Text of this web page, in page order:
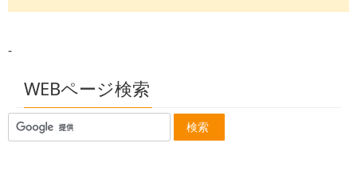
交通安全 神奈川
交通安全で苗４００本
春の交通安全
自転車の運転講座
-
WEBページ検索